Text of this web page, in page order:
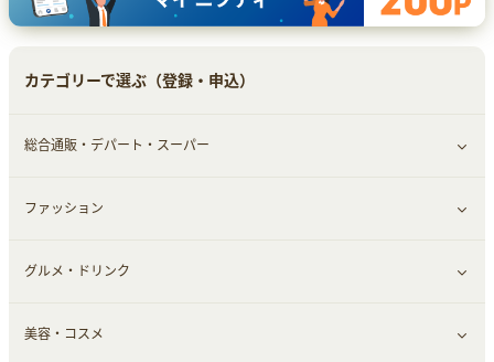
カテゴリーで選ぶ（登録・申込）
総合通販・デパート・スーパー
すべて見る
総合通販
ファッション
すべて見る
ファッション
グルメ・ドリンク
すべて見る
美容・コスメ